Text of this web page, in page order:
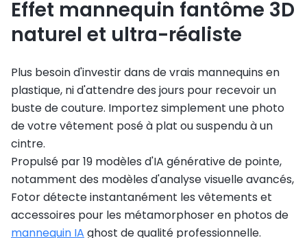
Effet mannequin fantôme 3D
naturel et ultra-réaliste
Plus besoin d'investir dans de vrais mannequins en
plastique, ni d'attendre des jours pour recevoir un
buste de couture. Importez simplement une photo
de votre vêtement posé à plat ou suspendu à un
cintre.
Propulsé par 19 modèles d'IA générative de pointe,
notamment des modèles d'analyse visuelle avancés,
Fotor détecte instantanément les vêtements et
accessoires pour les métamorphoser en photos de
mannequin IA ghost de qualité professionnelle.